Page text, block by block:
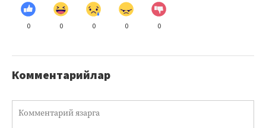
0 0 0 0 0
Комментарийлар